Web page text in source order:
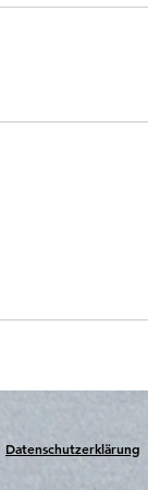
Datenschutzerklärung